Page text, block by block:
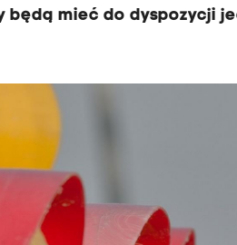
będą mieć do dyspozycji